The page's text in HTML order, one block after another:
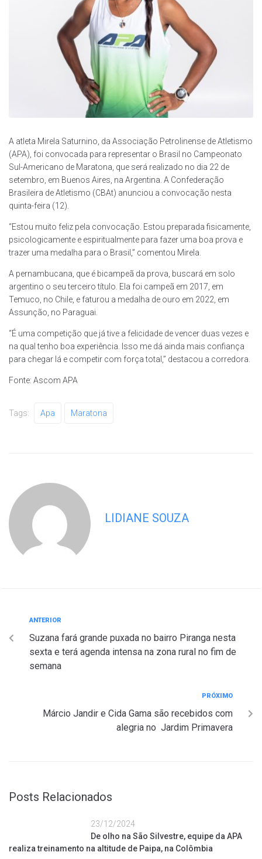
A atleta Mirela Saturnino, da Associação Petrolinense de Atletismo
(APA), foi convocada para representar o Brasil no Campeonato
Sul-Americano de Maratona, que será realizado no dia 22 de
setembro, em Buenos Aires, na Argentina. A Confederação
Brasileira de Atletismo (CBAt) anunciou a convocação nesta
quinta-feira (12).
“Estou muito feliz pela convocação. Estou preparada fisicamente,
psicologicamente e espiritualmente para fazer uma boa prova e
trazer uma medalha para o Brasil,” comentou Mirela.
A pernambucana, que é bicampeã da prova, buscará em solo
argentino o seu terceiro título. Ela foi campeã em 2017, em
Temuco, no Chile, e faturou a medalha de ouro em 2022, em
Assunção, no Paraguai.
“É uma competição que já tive a felicidade de vencer duas vezes e
na qual tenho boa experiência. Isso me dá ainda mais confiança
para chegar lá e competir com força total,” destacou a corredora.
Fonte: Ascom APA
Tags: Apa Maratona
LIDIANE SOUZA
ANTERIOR
Suzana fará grande puxada no bairro Piranga nesta
sexta e terá agenda intensa na zona rural no fim de
semana
PRÓXIMO
Márcio Jandir e Cida Gama são recebidos com
alegria no Jardim Primavera
Posts Relacionados
23/12/2024
De olho na São Silvestre, equipe da APA
realiza treinamento na altitude de Paipa, na Colômbia